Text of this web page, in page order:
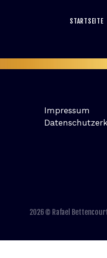
STARTSEITE
Impressum
2026 © Rafael